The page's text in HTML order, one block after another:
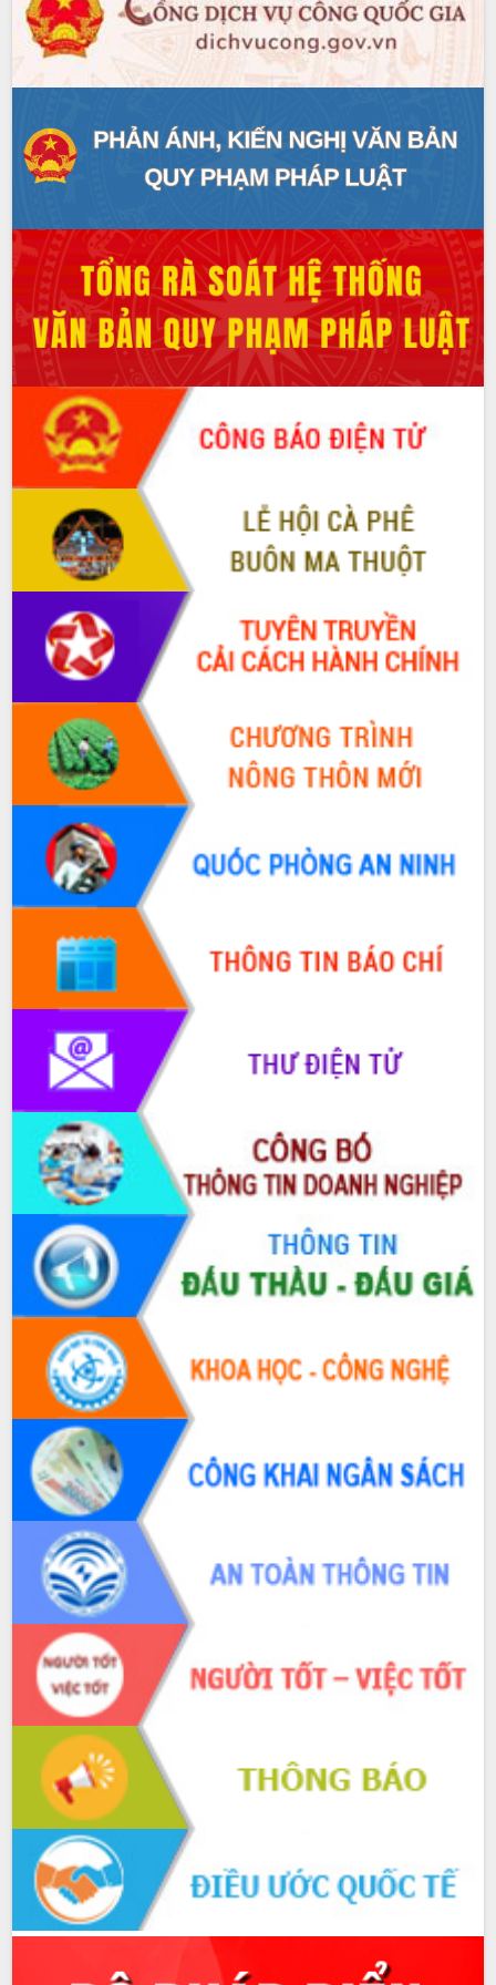
hoạch tỉnh thời kỳ 2021-2030
Hội thảo góp ý hồ sơ điều chỉnh quy
hoạch tỉnh Đắk Lắk thời kỳ 2021-2030,
Nâng cao hiệu quả hoạt động của các
doanh nghiệp nhà nước
Hội nghị triển khai kết nối mạng
truyền số liệu chuyên dùng phục vụ cơ
Lễ phát động chuỗi hoạt động chung
tay làm sạch môi trường
Xã Ea Kar bước chuyển mình trong
công tác cải cách hành chính mô hình
mới
UBND tỉnh họp báo định kỳ tháng 4
năm 2026
Hội thảo khoa học “Giải pháp thúc đẩy
phát triển nền kinh tế xanh tại tỉnh
Đắk Lắk”
Tăng cường giám sát, đôn đốc thực
hiện nhiệm vụ quản lý tài sản công
hàng tuần
Tháo gỡ những vướng mắc, đẩy mạnh
công tác cải cách thủ tục hành chính
tại Trung tâm Phục vụ hành chính
công tỉnh
Đắk Lắk: Tôn vinh 46 giải pháp tại Hội
thi Sáng tạo Kỹ thuật 2024 - 2025
Đắk Lắk rà soát, điều chỉnh Đề án 190
về phát triển nuôi trồng thủy sản
Phó Chủ tịch UBND tỉnh Đắk Lắk
Trương Công Thái kiểm tra thực địa
Dự án cao tốc Khánh Hòa - Buôn Ma
Định vị cà phê Việt Nam như một “di
sản sống” trong dòng chảy toàn cầu
Xây dựng nông thôn mới: Nâng cao đời
sống người dân từ những mô hình thiết
Quyết liệt tháo gỡ vướng mắc, đẩy
nhanh tiến độ các dự án trọng điểm
trong Khu kinh tế Nam Phú Yên
Hòn Yến phát triển du lịch gắn với bảo
tồn biển
Lấy ý kiến điều chỉnh Quy hoạch tỉnh
Đắk Lắk thời kỳ 2021-2030, tầm nhìn
đến năm 2050
Phát động chiến dịch 30 ngày đêm
giải phóng mặt bằng Tuyến đường bộ
ven biển
Đắk Lắk nỗ lực thúc đẩy tăng trưởng
kinh tế từ 10% trở lên trong Quý
II/2026
Đắk Lắk ký kết thỏa thuận hợp tác về
chuyển đổi số giai đoạn 2026 – 2030
với Tập đoàn Bưu chính Viễn thông
Việt Nam
Thứ trưởng Bộ Y tế làm việc với tỉnh
Đắk Lắk về phát triển nhân lực y tế
cho trạm y tế cấp xã
Du lịch Đắk Lắk nâng tầm trải nghiệm
du khách thông qua Hệ thống cơ sở dữ
liệu và Bản đồ số
Tập huấn ứng dụng trí tuệ nhân tạo (AI)
trong thương mại điện tử năm 2026
Đoàn đại biểu Quốc hội tỉnh Đắk Lắk
trao đổi thông tin trước Kỳ họp thứ
nhất, Quốc hội khóa XVI
Quyết liệt cải cách hành chính, khơi
thông nguồn lực phát triển
Nâng cao hiệu lực, hiệu quả HĐND
tỉnh thông qua hiện đại hóa hành chính
Xã Ea Phê gắn cải cách hành chính với
chuyển đổi số
Phó Chủ tịch Thường trực UBND tỉnh
Hồ Thị Nguyên Thảo làm việc tại Trung
tâm Phục vụ hành chính công xã Ea
Phê
Xây dựng nền hành chính số đồng
hành cùng nông dân dân, doanh nghiệp
Giai đoạn 2026-2030, Đắk Lắk phấn